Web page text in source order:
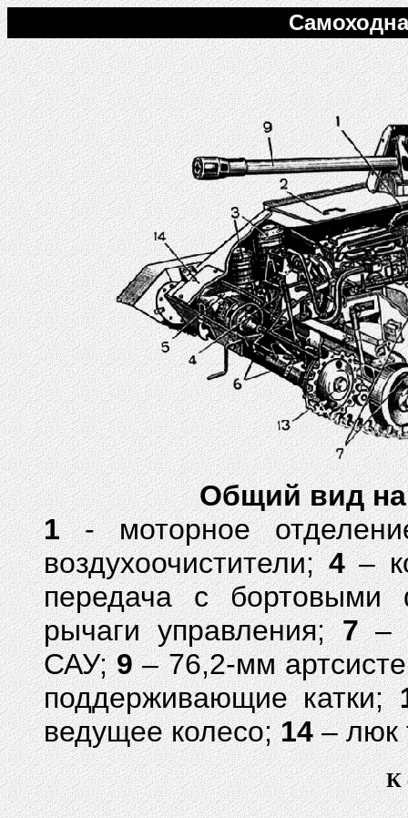
Общий вид
1- моторное
воздухоочистители;4–
передача с
рычаги управления;7–
САУ;9– 76,2-мм
поддерживающие катки;
ведущее колесо;14– люк
К